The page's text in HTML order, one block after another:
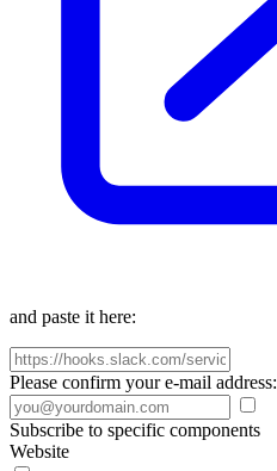
and paste it here:
Please confirm your e-mail address:
Subscribe to specific components
Website